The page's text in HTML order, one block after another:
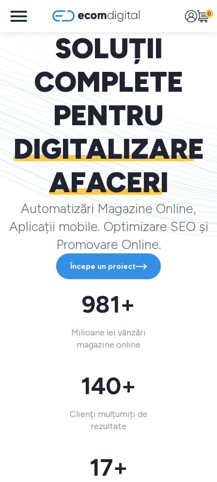
0
SOLUȚII
COMPLETE
PENTRU
DIGITALIZARE
AFACERI
Automatizări Magazine Online,
Aplicații mobile. Optimizare SEO și
Promovare Online.
Începe un proiect
981+
Milioane lei vânzări
magazine online
140+
Clienți mulțumiți de
rezultate
17+